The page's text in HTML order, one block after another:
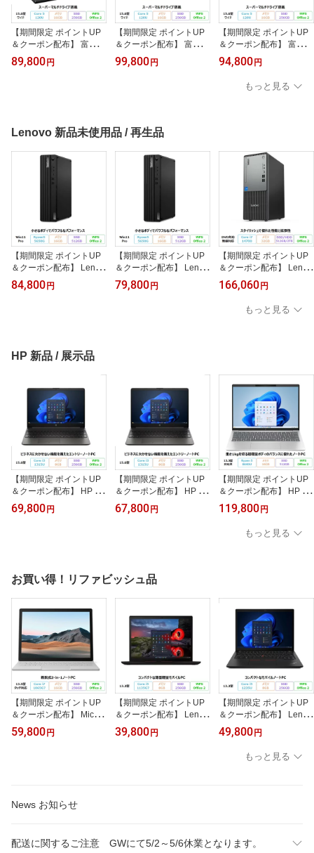
【期間限定 ポイントUP
＆クーポン配布】 富士通
LIFEBOOK A5513/R ノ
ートパソコン FMVA0F04
ンク
89,800円
【期間限定 ポイントUP
＆クーポン配布】 富士通
LIFEBOOK A5513/RX ノ
ートパソコン FMVA0F05
ランク
99,800円
【期間限定 ポイントUP
＆クーポン配布】 富士通
LIFEBOOK A5513/RX ノ
ートパソコン FMVA0F05
7P Windows11 Pro Offic
e付き Core 5 120U メモ
94,800円
もっと見る
Lenovo 新品未使用品 / 再生品
【期間限定 ポイントUP
＆クーポン配布】 Lenov
o ThinkCentre M75s Sm
all Gen2 デスクトップパ
生品Sランク
84,800円
【期間限定 ポイントUP
＆クーポン配布】 Lenov
o ThinkCentre M75s Sm
all Gen2 デスクトップパ
79,800円
【期間限定 ポイントUP
＆クーポン配布】 Lenov
o ThinkCentre neo 50t T
ower Gen 5 デスクトッ
プパソコン 12UBCTO1
WW Windows11 Office付
166,060円
もっと見る
HP 新品 / 展示品
【期間限定 ポイントUP
＆クーポン配布】 HP 25
0R G9 ノートパソコン A
89ZBPT#ABJ、A8AJ8PT
証 美品 メーカー展示品S
ランク
69,800円
【期間限定 ポイントUP
＆クーポン配布】 HP 25
0R G9 ノートパソコン A
89ZBPT#ABJ、A8AJ8PT
証 メーカー展示品Aラン
ク
67,800円
【期間限定 ポイントUP
＆クーポン配布】 HP Pa
vilion Aero 13-bg0009A
U ノートパソコン A17X7
PA#ABJ Windows 11 Offi
ce付き Ryzen 5 8640U
119,800円
もっと見る
お買い得！リファビッシュ品
【期間限定 ポイントUP
＆クーポン配布】 Micros
oft Surface Book 3 ノー
トパソコン 1900 Windo
59,800円
【期間限定 ポイントUP
＆クーポン配布】 Lenov
o ThinkPad X13 Gen 2
ノートパソコン 20WK-0
39,800円
【期間限定 ポイントUP
＆クーポン配布】 Lenov
o ThinkPad X13 Gen 3
ノートパソコン 21BN-C
TO1WW Windows11 Pro
Office付き Core i5-1235
49,800円
もっと見る
News お知らせ
配送に関するご注意 GWにて5/2～5/6休業となります。